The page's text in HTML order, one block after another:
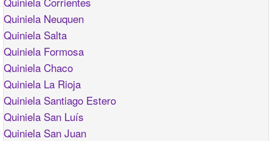
Quiniela Neuquen
Quiniela Salta
Quiniela Formosa
Quiniela Chaco
Quiniela La Rioja
Quiniela Santiago Estero
Quiniela San Luís
Quiniela San Juan